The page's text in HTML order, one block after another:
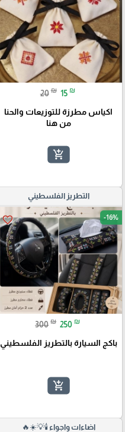
20 ₪ 15 ₪
اكياس مطرزة للتوزيعات والحنا
من هنا
add_shopping_cart
التطريز الفلسطيني
favorite_border -16%
300 ₪ 250 ₪
باكج السيارة بالتطريز الفلسطيني
add_shopping_cart
اضاءات واجواء 🕯️💡☀️🔥